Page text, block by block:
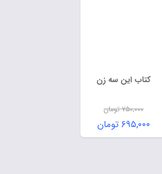
کتاب این سه زن
۷۵۰,۰۰۰تومان
۶۹۵,۰۰۰ تومان